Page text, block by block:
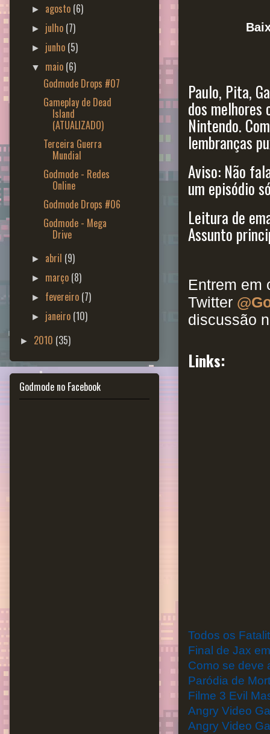
Paulo, Pita,
dos melhores
Nintendo.
lembranças
Aviso: Não
um episódio
Leitura de
Assunto
Entrem em
Twitter
discussão
Links:
Todos os
Final de Jax
Como se deve
Paródia de
Filme 3 Evil
Angry Video
Angry Video
► agosto (6)
► julho (7)
► junho (5)
▼ maio (6)
Godmode Drops #07
Gameplay de Dead
Island
(ATUALIZADO)
Terceira Guerra
Mundial
Godmode - Redes
Online
Godmode Drops #06
Godmode - Mega
Drive
► abril (9)
► março (8)
► fevereiro (7)
► janeiro (10)
► 2010 (35)
Godmode no Facebook